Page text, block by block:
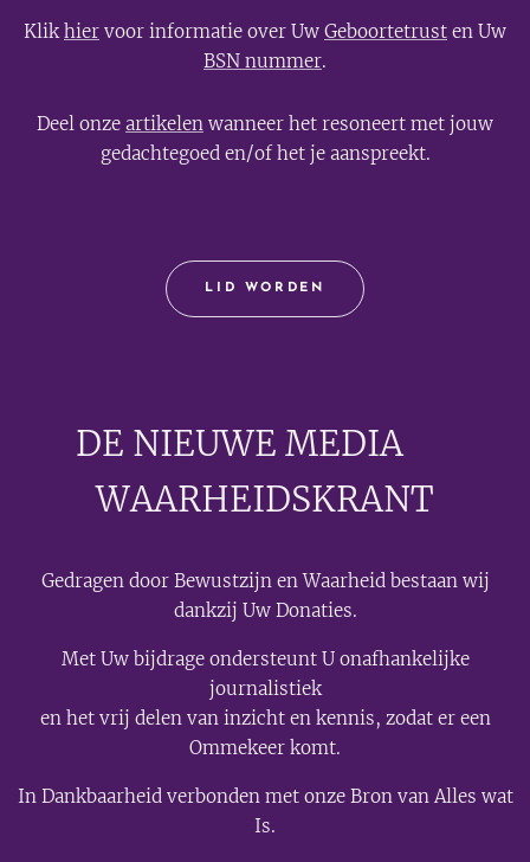
Klikhier voor informatie over Uw Geboortetrust en Uw
BSN nummer.
Deel onze artikelen wanneer het resoneert met jouw
gedachtegoed en/of het je aanspreekt.
LID WORDEN
DE NIEUWE MEDIA🟣
WAARHEIDSKRANT
Gedragen door Bewustzijn en Waarheid bestaan wij
dankzij Uw Donaties.
Met Uw bijdrage ondersteunt U onafhankelijke
journalistiek
en het vrij delen van inzicht en kennis, zodat er een
Ommekeer komt.
In Dankbaarheid verbonden met onze Bron van Alles wat
Is.